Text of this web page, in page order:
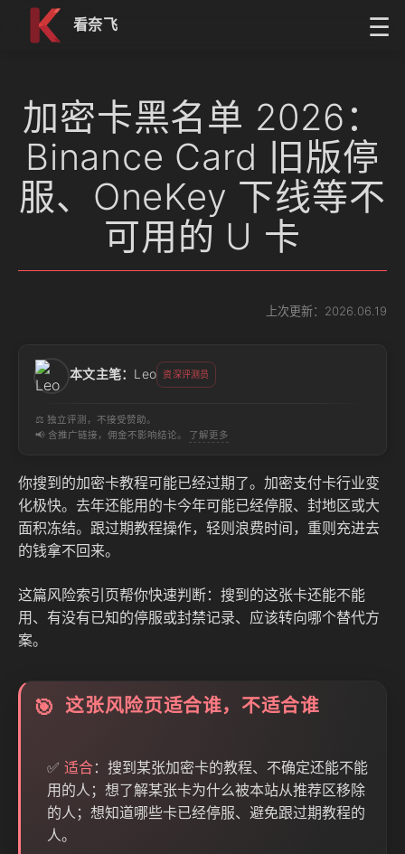
跳到内容
看奈飞 ☰
加密卡黑名单 2026：
Binance Card 旧版停
服、OneKey 下线等不
可用的 U 卡
上次更新：2026.06.19
本文主笔： Leo 资深评测员
⚖️ 独立评测，不接受赞助。
📢 含推广链接，佣金不影响结论。
了解更多
你搜到的加密卡教程可能已经过期了。加密支付卡行业变
化极快。去年还能用的卡今年可能已经停服、封地区或大
面积冻结。跟过期教程操作，轻则浪费时间，重则充进去
的钱拿不回来。
这篇风险索引页帮你快速判断：搜到的这张卡还能不能
用、有没有已知的停服或封禁记录、应该转向哪个替代方
案。
🎯 这张风险页适合谁，不适合谁
✅ 适合：搜到某张加密卡的教程、不确定还能不能
用的人；想了解某张卡为什么被本站从推荐区移除
的人；想知道哪些卡已经停服、避免跟过期教程的
人。